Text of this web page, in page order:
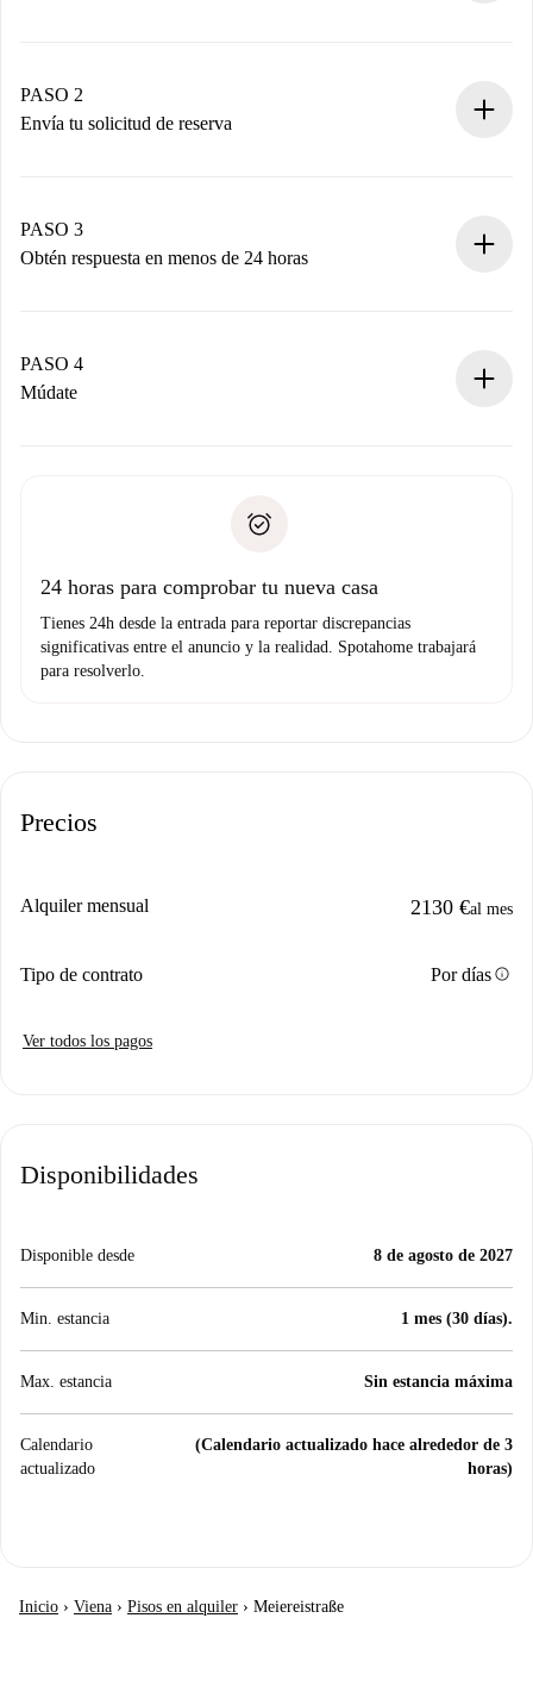
Tienes toda la información necesaria por adelantado.
PASO 2
Envía tu solicitud de reserva
propietario acepte.
PASO 3
Obtén respuesta en menos de 24 horas
contacto con el propietario.
Si es rechazada: No te haremos ningún cargo y te
Prueba de solvencia
PASO 4
Múdate
no nos comunicas ningún problema.
24 horas para comprobar tu nueva casa
Tienes 24h desde la entrada para reportar discrepancias
significativas entre el anuncio y la realidad. Spotahome trabajará
para resolverlo.
Precios
Alquiler mensual 2130 €al mes
Tipo de contrato Por díasinfo
Ver todos los pagos
Disponibilidades
Disponible desde 8 de agosto de 2027
Min. estancia 1 mes (30 días).
Max. estancia Sin estancia máxima
Calendario
actualizado
(Calendario actualizado hace alrededor de 3
horas)
Inicio › Viena › Pisos en alquiler › Meiereistraße